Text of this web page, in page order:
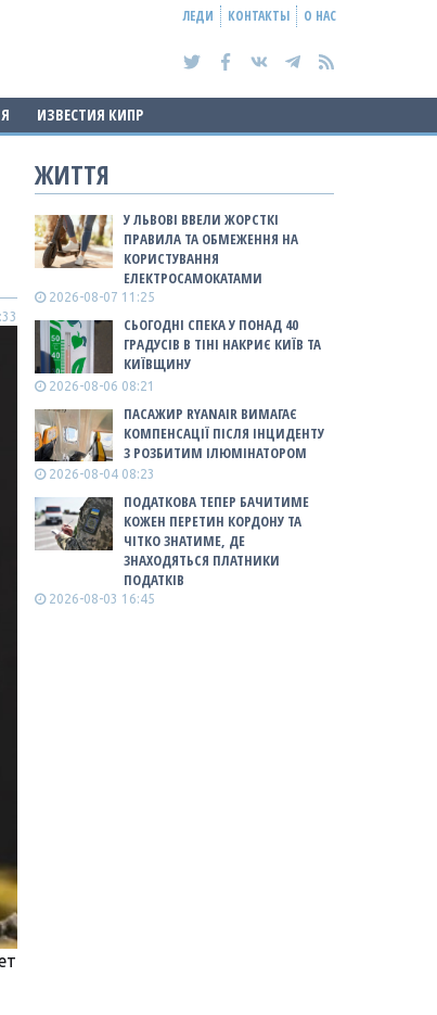
ЛЕДИ КОНТАКТЫ О НАС
ИЗВЕСТИЯ КИПР
ЖИТТЯ
У ЛЬВОВІ ВВЕЛИ ЖОРСТКІ
ПРАВИЛА ТА ОБМЕЖЕННЯ НА
КОРИСТУВАННЯ
ЕЛЕКТРОСАМОКАТАМИ
2026-08-07 11:25
СЬОГОДНІ СПЕКА У ПОНАД 40
ГРАДУСІВ В ТІНІ НАКРИЄ КИЇВ ТА
КИЇВЩИНУ
2026-08-06 08:21
ПАСАЖИР RYANAIR ВИМАГАЄ
КОМПЕНСАЦІЇ ПІСЛЯ ІНЦИДЕНТУ
З РОЗБИТИМ ІЛЮМІНАТОРОМ
2026-08-04 08:23
ПОДАТКОВА ТЕПЕР БАЧИТИМЕ
КОЖЕН ПЕРЕТИН КОРДОНУ ТА
ЧІТКО ЗНАТИМЕ, ДЕ
ЗНАХОДЯТЬСЯ ПЛАТНИКИ
ПОДАТКІВ
2026-08-03 16:45